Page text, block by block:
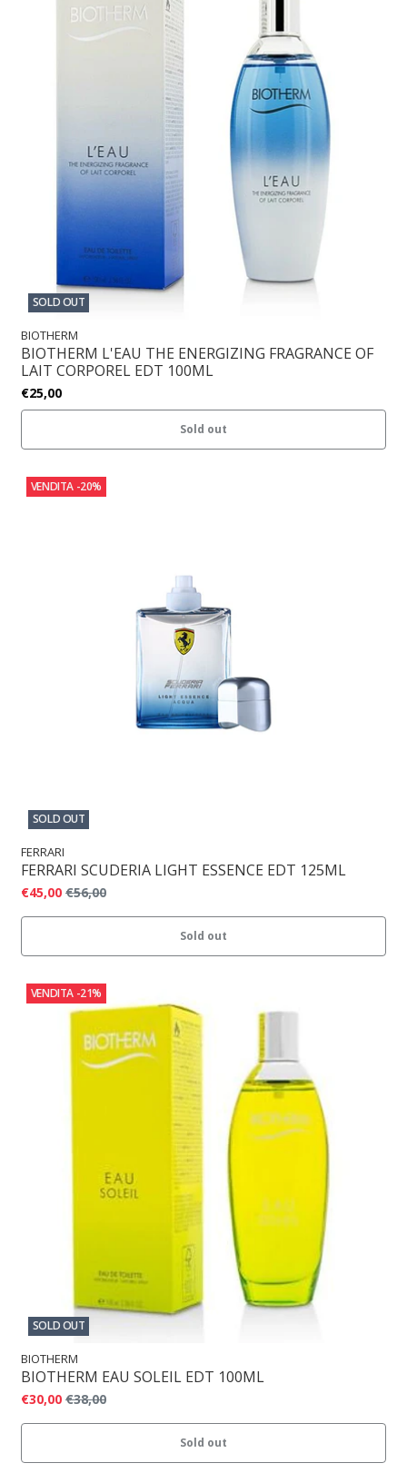
SOLD OUT
BIOTHERM
BIOTHERM L'EAU THE ENERGIZING FRAGRANCE OF
LAIT CORPOREL EDT 100ML
€25,00
Sold out
VENDITA -20%
SOLD OUT
FERRARI
FERRARI SCUDERIA LIGHT ESSENCE EDT 125ML
€45,00 €56,00
Sold out
VENDITA -21%
SOLD OUT
BIOTHERM
BIOTHERM EAU SOLEIL EDT 100ML
€30,00 €38,00
Sold out